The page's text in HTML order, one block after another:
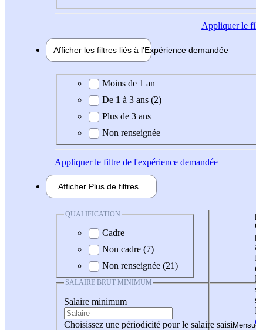
Appliquerle
Afficher les filtres liés à l'Expérience demandée
Expérience demandée
Moins de 1 an
De 1 à 3 ans (2)
Plus de 3 ans
Non renseignée
Appliquerle filtre de l'expérience demandée
Afficher Plus de filtres
QUALIFICATION
Cadre
Non cadre (7)
Non renseignée (21)
SALAIRE BRUT MINIMUM
Salaire minimum
Choisissez une périodicité pour le salaire saisi